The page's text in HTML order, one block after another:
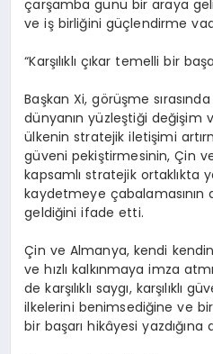
çarşamba günü bir araya
ve iş birliğini güçlendirme
“Karşılıklı çıkar temelli bir
Başkan Xi, görüşme
dünyanın yüzleştiği değişim
ülkenin stratejik iletişimi
güveni pekiştirmesinin, Çin
kapsamlı stratejik ortaklıkta
kaydetmeye
geldiğini ifade etti.
Çin ve Almanya, kendi
ve hızlı kalkınmaya imza
de karşılıklı saygı, karşılıklı
ilkelerini benimsediğine ve
bir başarı hikâyesi yazdığına